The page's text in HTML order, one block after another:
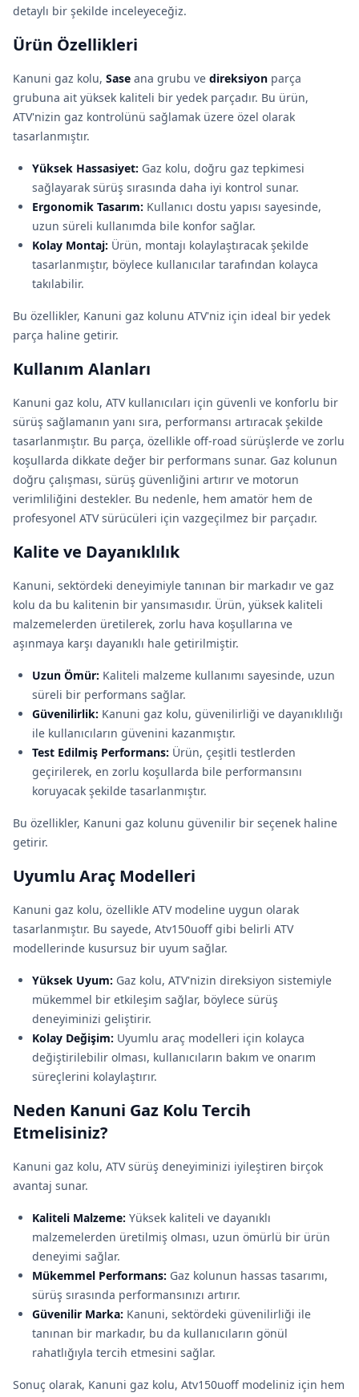
detaylı bir şekilde inceleyeceğiz.
Ürün Özellikleri
Kanuni gaz kolu, Sase ana grubu ve direksiyon parça
grubuna ait yüksek kaliteli bir yedek parçadır. Bu ürün,
ATV'nizin gaz kontrolünü sağlamak üzere özel olarak
tasarlanmıştır.
Yüksek Hassasiyet: Gaz kolu, doğru gaz tepkimesi
sağlayarak sürüş sırasında daha iyi kontrol sunar.
Ergonomik Tasarım: Kullanıcı dostu yapısı sayesinde,
uzun süreli kullanımda bile konfor sağlar.
Kolay Montaj: Ürün, montajı kolaylaştıracak şekilde
tasarlanmıştır, böylece kullanıcılar tarafından kolayca
takılabilir.
Bu özellikler, Kanuni gaz kolunu ATV'niz için ideal bir yedek
parça haline getirir.
Kullanım Alanları
Kanuni gaz kolu, ATV kullanıcıları için güvenli ve konforlu bir
sürüş sağlamanın yanı sıra, performansı artıracak şekilde
tasarlanmıştır. Bu parça, özellikle off-road sürüşlerde ve zorlu
koşullarda dikkate değer bir performans sunar. Gaz kolunun
doğru çalışması, sürüş güvenliğini artırır ve motorun
verimliliğini destekler. Bu nedenle, hem amatör hem de
profesyonel ATV sürücüleri için vazgeçilmez bir parçadır.
Kalite ve Dayanıklılık
Kanuni, sektördeki deneyimiyle tanınan bir markadır ve gaz
kolu da bu kalitenin bir yansımasıdır. Ürün, yüksek kaliteli
malzemelerden üretilerek, zorlu hava koşullarına ve
aşınmaya karşı dayanıklı hale getirilmiştir.
Uzun Ömür: Kaliteli malzeme kullanımı sayesinde, uzun
süreli bir performans sağlar.
Güvenilirlik: Kanuni gaz kolu, güvenilirliği ve dayanıklılığı
ile kullanıcıların güvenini kazanmıştır.
Test Edilmiş Performans: Ürün, çeşitli testlerden
geçirilerek, en zorlu koşullarda bile performansını
koruyacak şekilde tasarlanmıştır.
Bu özellikler, Kanuni gaz kolunu güvenilir bir seçenek haline
getirir.
Uyumlu Araç Modelleri
Kanuni gaz kolu, özellikle ATV modeline uygun olarak
tasarlanmıştır. Bu sayede, Atv150uoff gibi belirli ATV
modellerinde kusursuz bir uyum sağlar.
Yüksek Uyum: Gaz kolu, ATV'nizin direksiyon sistemiyle
mükemmel bir etkileşim sağlar, böylece sürüş
deneyiminizi geliştirir.
Kolay Değişim: Uyumlu araç modelleri için kolayca
değiştirilebilir olması, kullanıcıların bakım ve onarım
süreçlerini kolaylaştırır.
Neden Kanuni Gaz Kolu Tercih
Etmelisiniz?
Kanuni gaz kolu, ATV sürüş deneyiminizi iyileştiren birçok
avantaj sunar.
Kaliteli Malzeme: Yüksek kaliteli ve dayanıklı
malzemelerden üretilmiş olması, uzun ömürlü bir ürün
deneyimi sağlar.
Mükemmel Performans: Gaz kolunun hassas tasarımı,
sürüş sırasında performansınızı artırır.
Güvenilir Marka: Kanuni, sektördeki güvenilirliği ile
tanınan bir markadır, bu da kullanıcıların gönül
rahatlığıyla tercih etmesini sağlar.
Sonuç olarak, Kanuni gaz kolu, Atv150uoff modeliniz için hem